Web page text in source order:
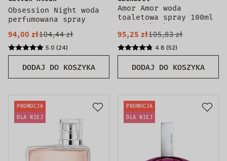
DODAJ DO KOSZYKA
Obsession Night woda
perfumowana spray
94,00 zł104,44 zł
5.0 (24)
DODAJ DO KOSZYKA
Amor Amor woda
toaletowa spray 100ml
- produkt bez
opakowania
95,25 zł105,83 zł
4.8 (52)
PROMOCJA
DLA NIEJ
PROMOCJA
DLA NIEJ